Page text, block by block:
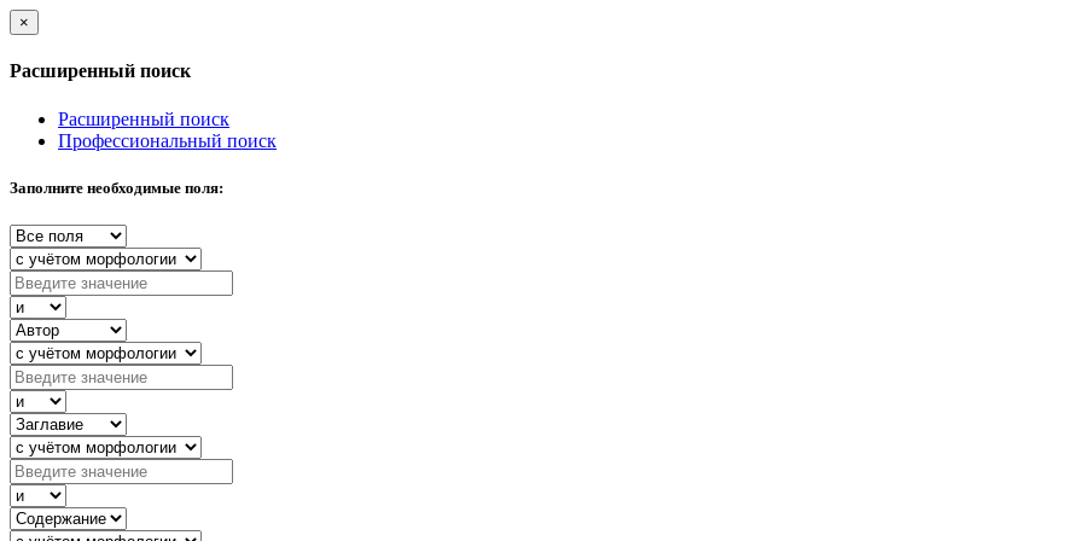
×
Расширенный поиск
Расширенный поиск
Профессиональный поиск
Заполните необходимые поля: